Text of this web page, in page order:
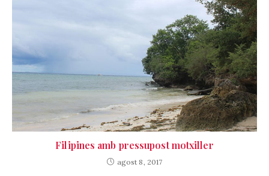
Filipines amb pressupost motxiller
agost 8, 2017